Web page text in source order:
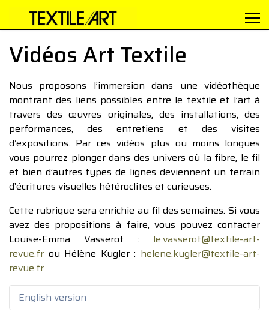
Vidéos Art Textile
Nous proposons l’immersion dans une vidéothèque
montrant des liens possibles entre le textile et l’art à
travers des œuvres originales, des installations, des
performances, des entretiens et des visites
d’expositions. Par ces vidéos plus ou moins longues
vous pourrez plonger dans des univers où la fibre, le fil
et bien d’autres types de lignes deviennent un terrain
d’écritures visuelles hétéroclites et curieuses.
Cette rubrique sera enrichie au fil des semaines. Si vous
avez des propositions à faire, vous pouvez contacter
Louise-Emma Vasserot : le.vasserot@textile-art-
revue.fr ou Hélène Kugler : helene.kugler@textile-art-
revue.fr
English version